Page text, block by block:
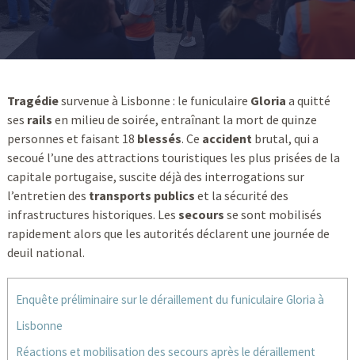
Tragédiesurvenue à Lisbonne : le funiculaire Gloria a quitté
ses rails en milieu de soirée, entraînant la mort de quinze
personnes et faisant 18 blessés. Ce accidentbrutal, qui a
secoué l’une des attractions touristiques les plus prisées de la
capitale portugaise, suscite déjà des interrogations sur
l’entretien des transports publics et la sécurité des
infrastructures historiques. Les secours se sont mobilisés
rapidement alors que les autorités déclarent une journée de
deuil national.
Enquête préliminaire sur le déraillement du funiculaire Gloria à
Lisbonne
Réactions et mobilisation des secours après le déraillement